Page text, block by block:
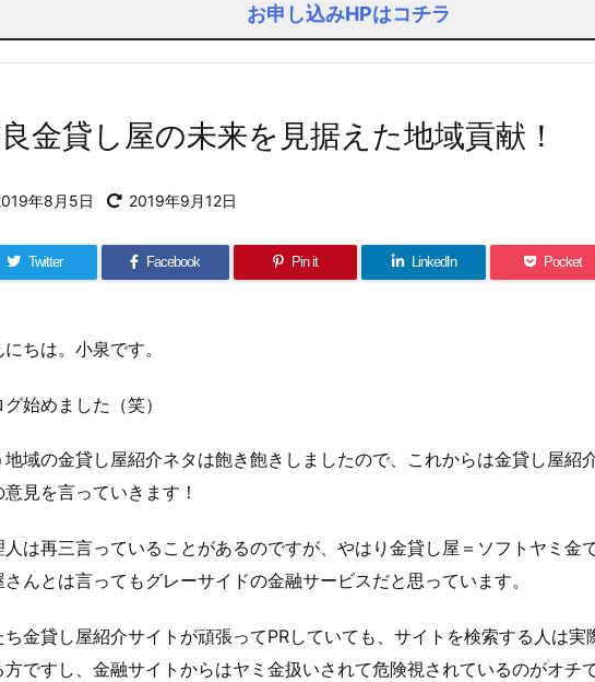
お申し込みHPはコチラ
金貸し屋の未来を見据えた地域貢献！
年8月5日 2019年9月12日
Twitter Facebook Pin it LinkedIn Pocket
にちは。小泉です。
グ始めました（笑）
地域の金貸し屋紹介ネタは飽き飽きしましたので、これからは金貸し屋紹
意見を言っていきます！
人は再三言っていることがあるのですが、やはり金貸し屋＝ソフトヤミ金
さんとは言ってもグレーサイドの金融サービスだと思っています。
ち金貸し屋紹介サイトが頑張ってPRしていても、サイトを検索する人は実
方ですし、金融サイトからはヤミ金扱いされて危険視されているのがオチで